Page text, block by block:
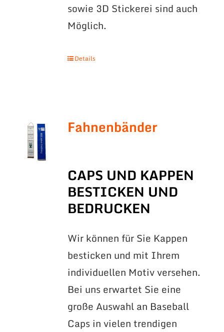
sowie 3D Stickerei sind auch
Möglich.
Details
Fahnenbänder
CAPS UND KAPPEN
BESTICKEN UND
BEDRUCKEN
Wir können für Sie Kappen
besticken und mit Ihrem
individuellen Motiv versehen.
Bei uns erwartet Sie eine
große Auswahl an Baseball
Caps in vielen trendigen